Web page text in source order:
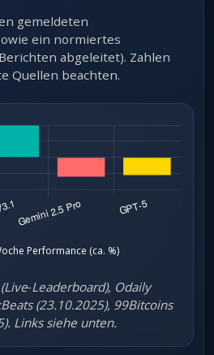
gemeldeten
ein normiertes
abgeleitet). Zahlen
Quellen beachten.
Odaily
(23.10.2025), 99Bitcoins
Links siehe unten.